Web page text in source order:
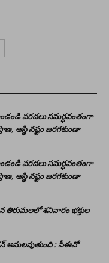
వరదలు సమర్ధవంతంగా
ఆస్థి నష్టం జరగకుండా
వరదలు సమర్ధవంతంగా
ఆస్థి నష్టం జరగకుండా
శనివారం భక్తుల
అమలవుతుంది : సీఈవో